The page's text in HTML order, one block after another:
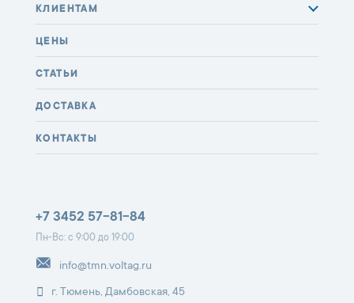
КЛИЕНТАМ
ЦЕНЫ
СТАТЬИ
ДОСТАВКА
КОНТАКТЫ
+7 3452 57-81-84
Пн-Вс: с 9:00 до 19:00
info@tmn.voltag.ru
г. Тюмень, Дамбовская, 45